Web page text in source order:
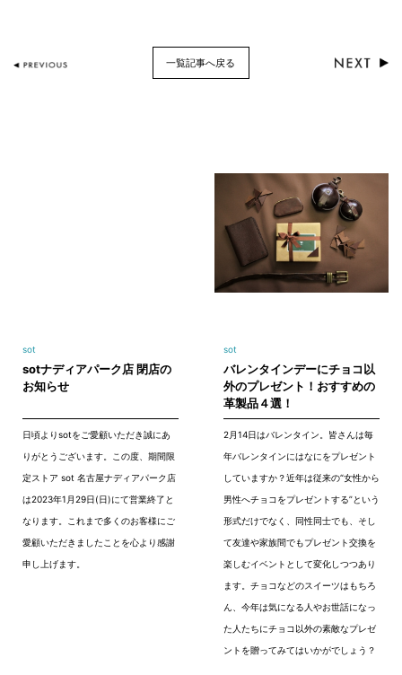
一覧記事へ戻る
sot
sotナディアパーク店 閉店の
お知らせ
日頃よりsotをご愛顧いただき誠にあ
りがとうございます。この度、期間限
定ストア sot 名古屋ナディアパーク店
は2023年1月29日(日)にて営業終了と
なります。これまで多くのお客様にご
愛顧いただきましたことを心より感謝
申し上げます。
sot
バレンタインデーにチョコ以
外のプレゼント！おすすめの
革製品４選！
2月14日はバレンタイン。皆さんは毎
年バレンタインにはなにをプレゼント
していますか？近年は従来の“女性から
男性へチョコをプレゼントする”という
形式だけでなく、同性同士でも、そし
て友達や家族間でもプレゼント交換を
楽しむイベントとして変化しつつあり
ます。チョコなどのスイーツはもちろ
ん、今年は気になる人やお世話になっ
た人たちにチョコ以外の素敵なプレゼ
ントを贈ってみてはいかがでしょう？